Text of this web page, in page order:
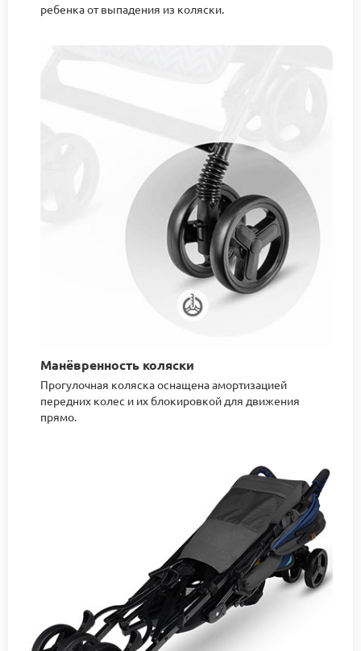
ребенка от выпадения из коляски.
Манёвренность коляски
Прогулочная коляска оснащена амортизацией
передних колес и их блокировкой для движения
прямо.